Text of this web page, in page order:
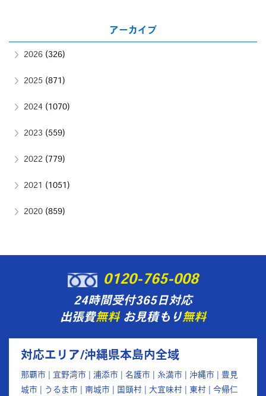
アーカイブ
2026 (326)
2025 (871)
2024 (1070)
2023 (559)
2022 (779)
2021 (1051)
2020 (859)
0120-765-008
24時間受付365日対応
出張費無料お見積もり無料
対応エリア/沖縄県本島内全域
那覇市 | 宜野湾市 | 浦添市 | 名護市 | 糸満市 | 沖縄市 | 豊見
城市 | うるま市 | 南城市 | 国頭村 | 大宜味村 | 東村 | 今帰仁